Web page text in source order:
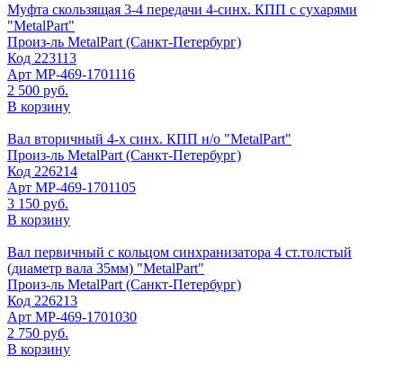
Муфта скользящая 3-4 передачи 4-синх. КПП с сухарями
"MetalPart"
Произ-ль MetalPart (Санкт-Петербург)
Код 223113
Арт МР-469-1701116
2 500 руб.
В корзину
Вал вторичный 4-х синх. КПП н/о "MetalPart"
Произ-ль MetalPart (Санкт-Петербург)
Код 226214
Арт МР-469-1701105
3 150 руб.
В корзину
Вал первичный с кольцом синхранизатора 4 ст.толстый
(диаметр вала 35мм) "MetalPart"
Произ-ль MetalPart (Санкт-Петербург)
Код 226213
Арт МР-469-1701030
2 750 руб.
В корзину